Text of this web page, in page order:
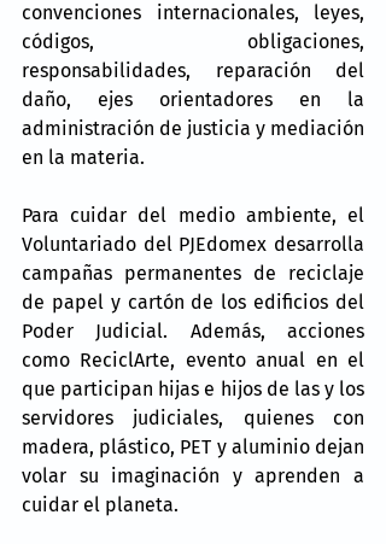
convenciones internacionales, leyes,
códigos, obligaciones,
responsabilidades, reparación del
daño, ejes orientadores en la
administración de justicia y mediación
en la materia.
Para cuidar del medio ambiente, el
Voluntariado del PJEdomex desarrolla
campañas permanentes de reciclaje
de papel y cartón de los edificios del
Poder Judicial. Además, acciones
como ReciclArte, evento anual en el
que participan hijas e hijos de las y los
servidores judiciales, quienes con
madera, plástico, PET y aluminio dejan
volar su imaginación y aprenden a
cuidar el planeta.